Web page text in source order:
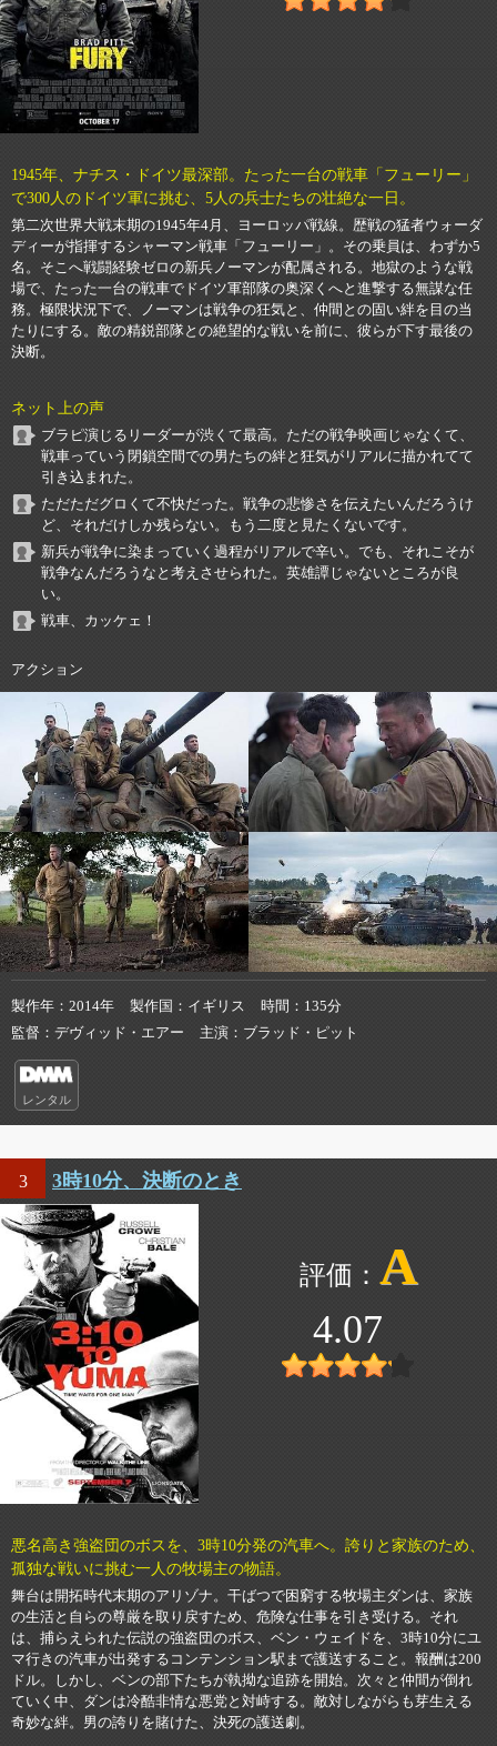
1945年、ナチス・ドイツ最深部。たった一台の戦車「フューリー」
で300人のドイツ軍に挑む、5人の兵士たちの壮絶な一日。
第二次世界大戦末期の1945年4月、ヨーロッパ戦線。歴戦の猛者ウォーダ
ディーが指揮するシャーマン戦車「フューリー」。その乗員は、わずか5
名。そこへ戦闘経験ゼロの新兵ノーマンが配属される。地獄のような戦
場で、たった一台の戦車でドイツ軍部隊の奥深くへと進撃する無謀な任
務。極限状況下で、ノーマンは戦争の狂気と、仲間との固い絆を目の当
たりにする。敵の精鋭部隊との絶望的な戦いを前に、彼らが下す最後の
決断。
ネット上の声
ブラピ演じるリーダーが渋くて最高。ただの戦争映画じゃなくて、
戦車っていう閉鎖空間での男たちの絆と狂気がリアルに描かれてて
引き込まれた。
ただただグロくて不快だった。戦争の悲惨さを伝えたいんだろうけ
ど、それだけしか残らない。もう二度と見たくないです。
新兵が戦争に染まっていく過程がリアルで辛い。でも、それこそが
戦争なんだろうなと考えさせられた。英雄譚じゃないところが良
い。
戦車、カッケェ！
アクション
製作年 2014年 製作国 イギリス 時間
135分
監督
デヴィッド・エアー 主演 ブラッド・ピット
レンタル
3 3時10分、決断のとき
A
4.07
悪名高き強盗団のボスを、3時10分発の汽車へ。誇りと家族のため、
孤独な戦いに挑む一人の牧場主の物語。
舞台は開拓時代末期のアリゾナ。干ばつで困窮する牧場主ダンは、家族
の生活と自らの尊厳を取り戻すため、危険な仕事を引き受ける。それ
は、捕らえられた伝説の強盗団のボス、ベン・ウェイドを、3時10分にユ
マ行きの汽車が出発するコンテンション駅まで護送すること。報酬は200
ドル。しかし、ベンの部下たちが執拗な追跡を開始。次々と仲間が倒れ
ていく中、ダンは冷酷非情な悪党と対峙する。敵対しながらも芽生える
奇妙な絆。男の誇りを賭けた、決死の護送劇。